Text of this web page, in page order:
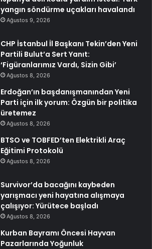
yangın söndürme uçakları havalandı
Ağustos 9, 2026
CHP İstanbul İl Başkanı Tekin’den Yeni
Partili Bulut’a Sert Yanıt:
‘Figüranlarımız Vardı, Sizin Gibi’
Ağustos 8, 2026
Erdoğan’ın başdanışmanından Yeni
Parti için ilk yorum: Özgün bir politika
üretemez
Ağustos 8, 2026
BTSO ve TOBFED’ten Elektrikli Araç
Eğitimi Protokolü
Ağustos 8, 2026
Survivor’da bacağını kaybeden
yarışmacı yeni hayatına alışmaya
çalışıyor: Yürütece başladı
Ağustos 8, 2026
Kurban Bayramı Öncesi Hayvan
Pazarlarında Yoğunluk